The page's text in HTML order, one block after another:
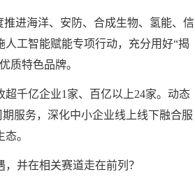
进海洋、安防、合成生物、氢能、信
工智能赋能专项行动，充分用好“揭
质特色品牌。
千亿企业1家、百亿以上24家。动态
服务，深化中小企业线上线下融合服
。
并在相关赛道走在前列？